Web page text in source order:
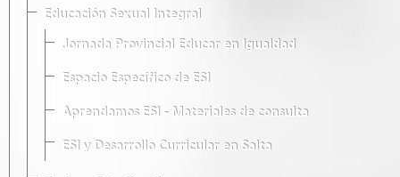
Educación Sexual Integral
Jornada Provincial Educar en Igualdad
Espacio Específico de ESI
Aprendamos ESI - Materiales de consulta
ESI y Desarrollo Curricular en Salta